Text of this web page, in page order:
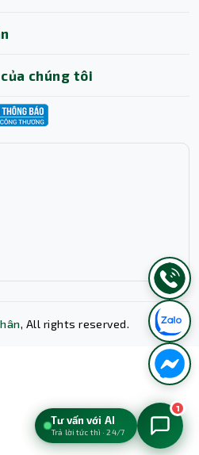
chúng tôi
, All rights reserved.
Tư vấn với AI
Trả lời tức thì · 24/7
1